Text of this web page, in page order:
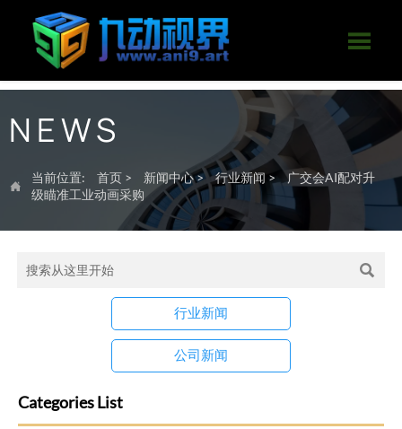

NEWS

当前位置: 首页 > 新闻中心> 行业新闻 > 广交会AI配对升
级瞄准工业动画采购

行业新闻
公司新闻
Categories List